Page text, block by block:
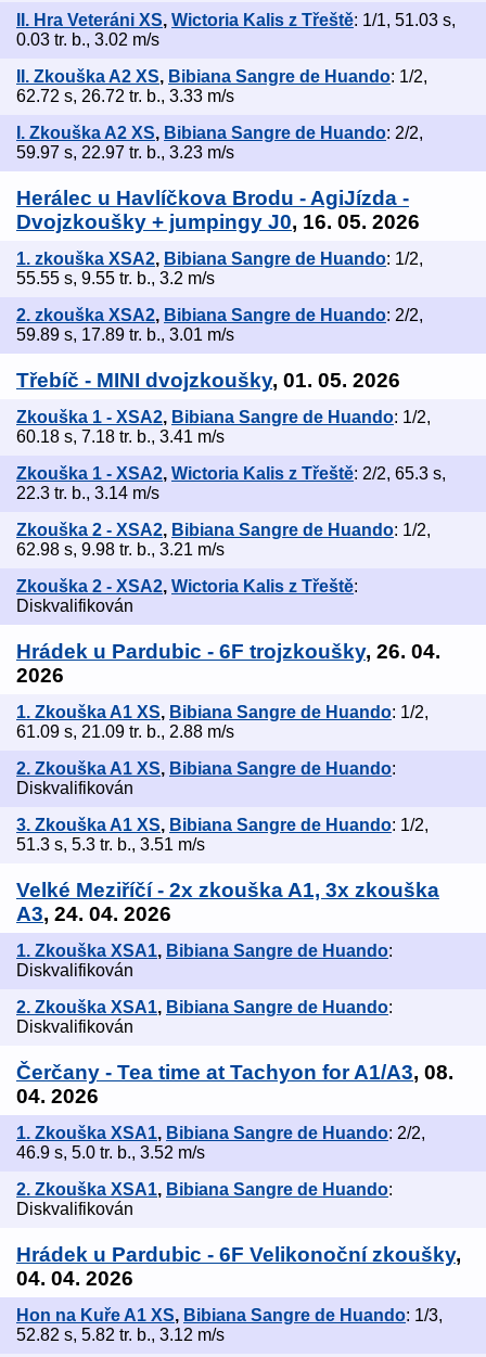
II. Hra Veteráni XS, Wictoria Kalis z Třeště: 1/1, 51.03 s,
0.03 tr. b., 3.02 m/s
II. Zkouška A2 XS, Bibiana Sangre de Huando: 1/2,
62.72 s, 26.72 tr. b., 3.33 m/s
I. Zkouška A2 XS, Bibiana Sangre de Huando: 2/2,
59.97 s, 22.97 tr. b., 3.23 m/s
Herálec u Havlíčkova Brodu - AgiJízda -
Dvojzkoušky + jumpingy J0, 16. 05. 2026
1. zkouška XSA2, Bibiana Sangre de Huando: 1/2,
55.55 s, 9.55 tr. b., 3.2 m/s
2. zkouška XSA2, Bibiana Sangre de Huando: 2/2,
59.89 s, 17.89 tr. b., 3.01 m/s
Třebíč - MINI dvojzkoušky, 01. 05. 2026
Zkouška 1 - XSA2, Bibiana Sangre de Huando: 1/2,
60.18 s, 7.18 tr. b., 3.41 m/s
Zkouška 1 - XSA2, Wictoria Kalis z Třeště: 2/2, 65.3 s,
22.3 tr. b., 3.14 m/s
Zkouška 2 - XSA2, Bibiana Sangre de Huando: 1/2,
62.98 s, 9.98 tr. b., 3.21 m/s
Zkouška 2 - XSA2, Wictoria Kalis z Třeště:
Diskvalifikován
Hrádek u Pardubic - 6F trojzkoušky, 26. 04.
2026
1. Zkouška A1 XS, Bibiana Sangre de Huando: 1/2,
61.09 s, 21.09 tr. b., 2.88 m/s
2. Zkouška A1 XS, Bibiana Sangre de Huando:
Diskvalifikován
3. Zkouška A1 XS, Bibiana Sangre de Huando: 1/2,
51.3 s, 5.3 tr. b., 3.51 m/s
Velké Meziříčí - 2x zkouška A1, 3x zkouška
A3, 24. 04. 2026
1. Zkouška XSA1, Bibiana Sangre de Huando:
Diskvalifikován
2. Zkouška XSA1, Bibiana Sangre de Huando:
Diskvalifikován
Čerčany - Tea time at Tachyon for A1/A3, 08.
04. 2026
1. Zkouška XSA1, Bibiana Sangre de Huando: 2/2,
46.9 s, 5.0 tr. b., 3.52 m/s
2. Zkouška XSA1, Bibiana Sangre de Huando:
Diskvalifikován
Hrádek u Pardubic - 6F Velikonoční zkoušky,
04. 04. 2026
Hon na Kuře A1 XS, Bibiana Sangre de Huando: 1/3,
52.82 s, 5.82 tr. b., 3.12 m/s